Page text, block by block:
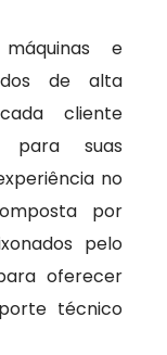
e
de alta
cliente
para suas
no
por
pelo
oferecer
técnico